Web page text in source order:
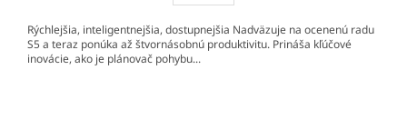
Rýchlejšia, inteligentnejšia, dostupnejšia Nadväzuje na ocenenú radu
S5 a teraz ponúka až štvornásobnú produktivitu. Prináša kľúčové
inovácie, ako je plánovač pohybu...